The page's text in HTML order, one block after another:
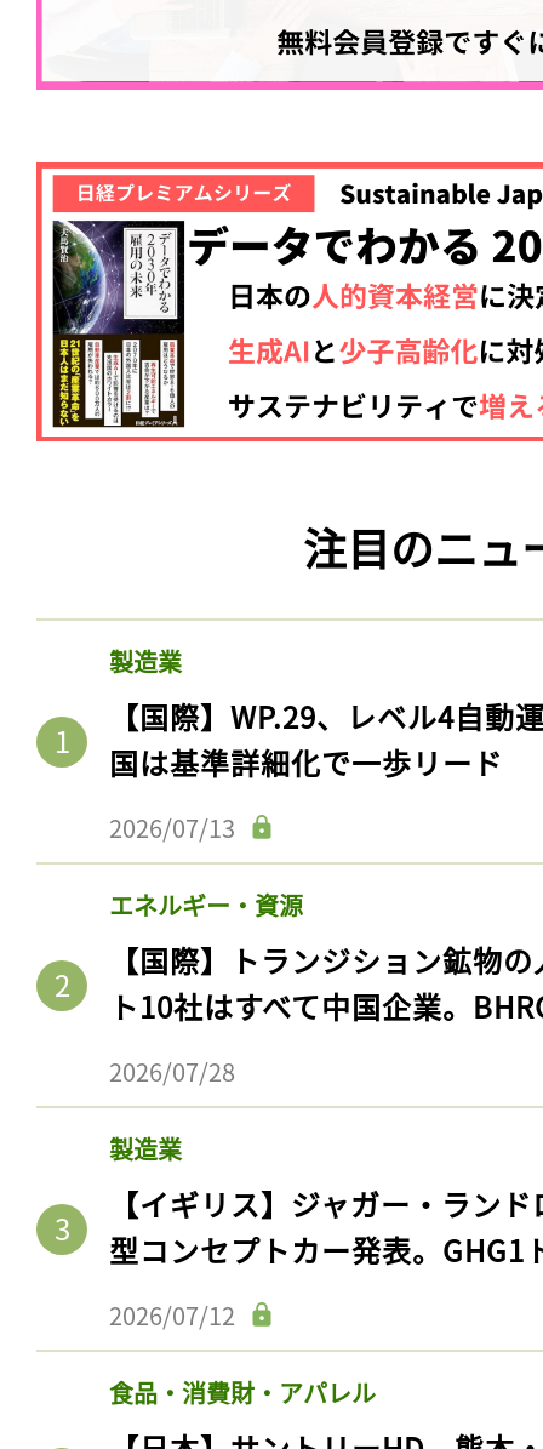
注目のニュ
製造業
【国際】WP.29、レベル4自動
国は基準詳細化で一歩リード
2026/07/13
エネルギー・資源
【国際】トランジション鉱物
ト10社はすべて中国企業。
2026/07/28
製造業
【イギリス】ジャガー・ラン
型コンセプトカー発表。GHG1
2026/07/12
食品・消費財・アパレル